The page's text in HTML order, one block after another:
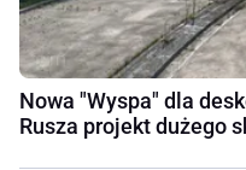
Nowa "Wyspa" dla
Rusza projekt dużego